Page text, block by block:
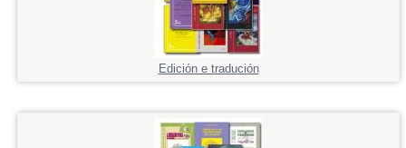
Edición e tradución